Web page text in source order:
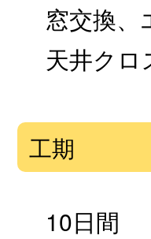
窓交換、
天井クロ
工期
10日間